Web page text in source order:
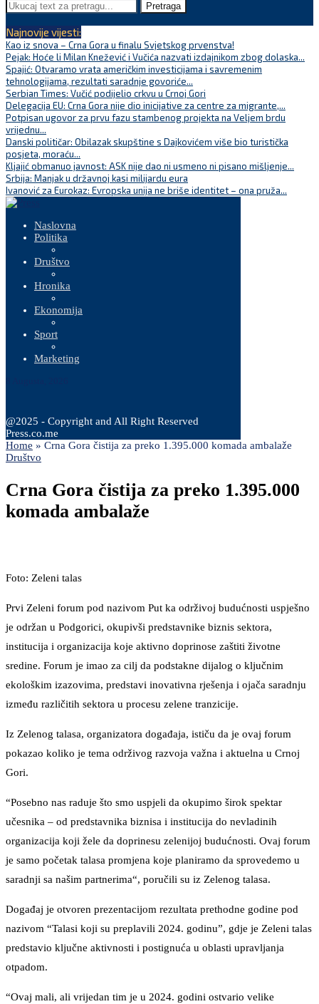
Pretraga
Najnovije vijesti:
Kao iz snova – Crna Gora u finalu Svjetskog prvenstva!
Pejak: Hoće li Milan Knežević i Vučića nazvati izdajnikom zbog dolaska...
Spajić: Otvaramo vrata američkim investicijama i savremenim
tehnologijama, rezultati saradnje govoriće...
Serbian Times: Vučić podijelio crkvu u Crnoj Gori
Delegacija EU: Crna Gora nije dio inicijative za centre za migrante,...
Potpisan ugovor za prvu fazu stambenog projekta na Veljem brdu
vrijednu...
Danski političar: Obilazak skupštine s Dajkovićem više bio turistička
posjeta, moraću...
Kljajić obmanuo javnost: ASK nije dao ni usmeno ni pisano mišljenje...
Srbija: Manjak u državnoj kasi milijardu eura
Ivanović za Eurokaz: Evropska unija ne briše identitet – ona pruža...
Naslovna
Politika
Društvo
Hronika
Ekonomija
Sport
Marketing
@2025 - Copyright and All Right Reserved
Press.co.me
Home » Crna Gora čistija za preko 1.395.000 komada ambalaže
Društvo
Crna Gora čistija za preko 1.395.000
komada ambalaže
Foto: Zeleni talas
Prvi Zeleni forum pod nazivom Put ka održivoj budućnosti uspješno
je održan u Podgorici, okupivši predstavnike biznis sektora,
institucija i organizacija koje aktivno doprinose zaštiti životne
sredine. Forum je imao za cilj da podstakne dijalog o ključnim
ekološkim izazovima, predstavi inovativna rješenja i ojača saradnju
između različitih sektora u procesu zelene tranzicije.
Iz Zelenog talasa, organizatora događaja, ističu da je ovaj forum
pokazao koliko je tema održivog razvoja važna i aktuelna u Crnoj
Gori.
“Posebno nas raduje što smo uspjeli da okupimo širok spektar
učesnika – od predstavnika biznisa i institucija do nevladinih
organizacija koji žele da doprinesu zelenijoj budućnosti. Ovaj forum
je samo početak talasa promjena koje planiramo da sprovedemo u
saradnji sa našim partnerima“, poručili su iz Zelenog talasa.
Događaj je otvoren prezentacijom rezultata prethodne godine pod
nazivom “Talasi koji su preplavili 2024. godinu”, gdje je Zeleni talas
predstavio ključne aktivnosti i postignuća u oblasti upravljanja
otpadom.
“Ovaj mali, ali vrijedan tim je u 2024. godini ostvario velike